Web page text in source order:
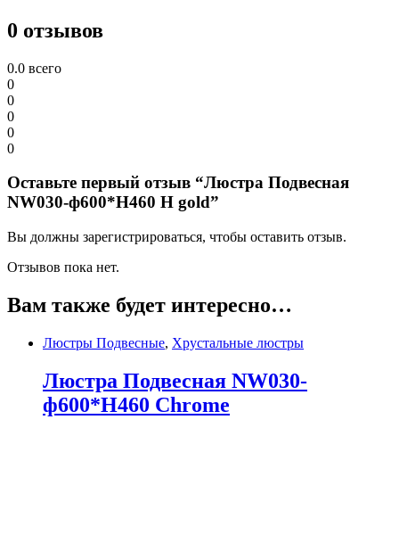
0 отзывов
0.0 всего
0
0
0
0
0
Оставьте первый отзыв “Люстра Подвесная
NW030-ф600*H460 H gold”
Вы должны зарегистрироваться, чтобы оставить отзыв.
Отзывов пока нет.
Вам также будет интересно…
Люстры Подвесные, Хрустальные люстры
Люстра Подвесная NW030-
ф600*H460 Chrome